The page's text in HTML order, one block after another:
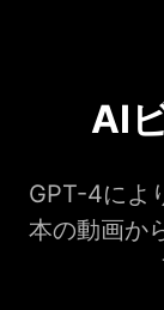
AI
GPT-4によ
本の動画か